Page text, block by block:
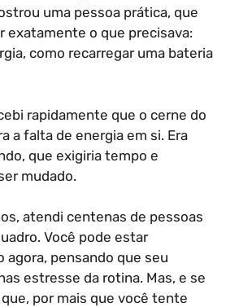
uma pessoa prática, que
exatamente o que precisava:
como recarregar uma bateria
rapidamente que o cerne do
a falta de energia em si. Era
que exigiria tempo e
mudado.
atendi centenas de pessoas
Você pode estar
agora, pensando que seu
estresse da rotina. Mas, e se
por mais que você tente